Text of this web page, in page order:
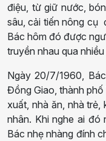
điệu, từ giữ nước,
sâu, cải tiến nông cụ
Bác hôm đó được
truyền nhau qua
Ngày 20/7/1960,
Đồng Giao, thành
xuất, nhà ăn, nhà trẻ,
nhân. Khi nghe ai đó
Bác nhẹ nhàng đính